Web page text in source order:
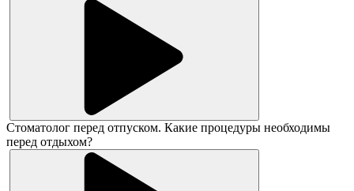
Стоматолог перед отпуском. Какие процедуры необходимы
перед отдыхом?